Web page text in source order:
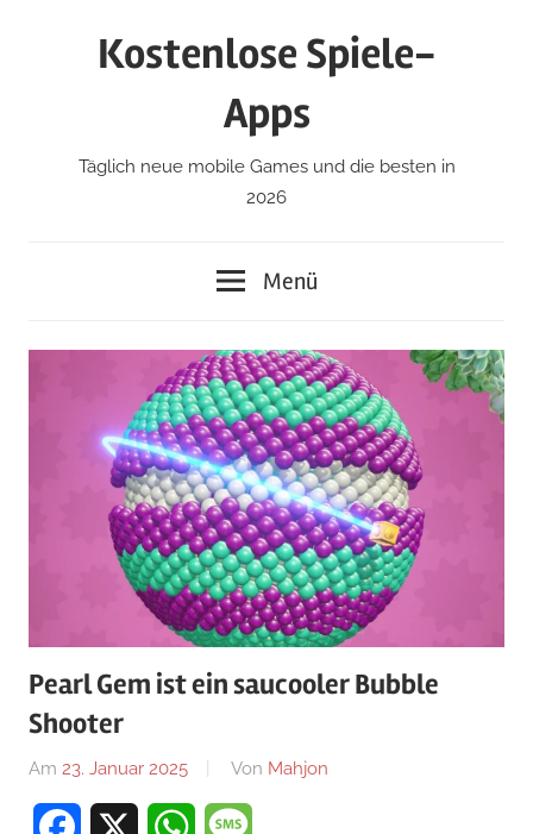
Kostenlose Spiele-
Apps
Täglich neue mobile Games und die besten in
2026
Menü
Pearl Gem ist ein saucooler Bubble
Shooter
Am 23. Januar 2025 Von Mahjon
Facebook WhatsApp